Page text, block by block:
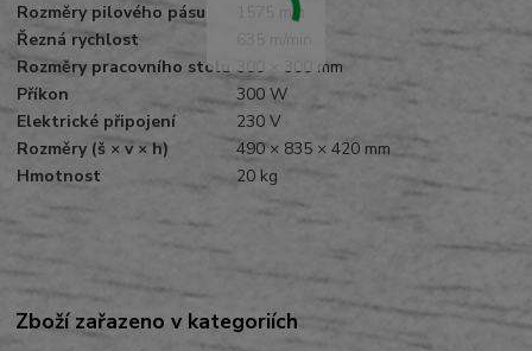
Rozměry pilového pásu
1575 mm
Řezná rychlost
Rozměry pracovního stolu 300 × 300 mm
Příkon
300 W
Elektrické připojení
230 V
Rozměry (š × v × h)
490 × 835 × 420 mm
Hmotnost
20 kg
Zboží zařazeno v kategoriích